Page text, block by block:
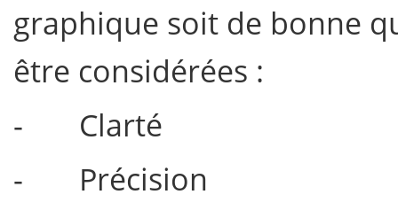
graphique soit de bonne
être considérées :
- Clarté
- Précision